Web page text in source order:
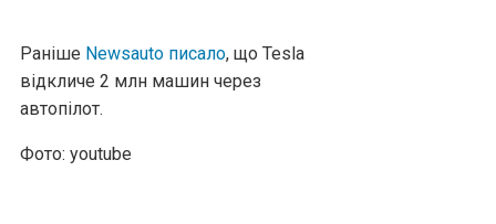
Раніше Newsauto писало, що Tesla
відкличе 2 млн машин через
автопілот.
Фото: youtube